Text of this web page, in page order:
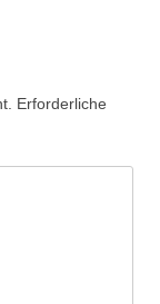
Erforderliche